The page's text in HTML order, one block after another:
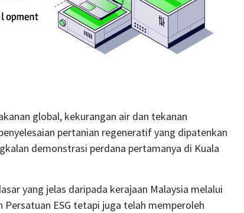
global, kekurangan air dan tekanan
pertanian regeneratif yang dipatenkan
demonstrasi perdana pertamanya di Kuala
yang jelas daripada kerajaan Malaysia melalui
Persatuan ESG tetapi juga telah memperoleh